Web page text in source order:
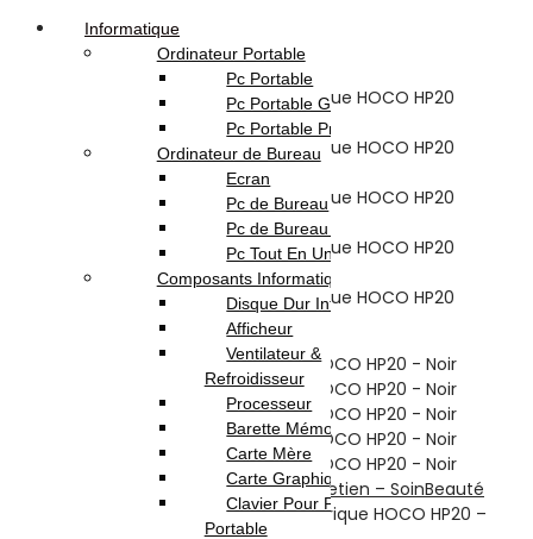
ElectroménagerEntretien – SoinBeauté
Tondeuse à Cheveux Électrique HOCO HP20 –
Informatique
Ordinateur Portable
Pc Portable
Pc Portable Gamer
Pc Portable Pro
Ordinateur de Bureau
Ecran
Pc de Bureau
Pc de Bureau Gamer
Pc Tout En Un
Composants Informatique
Disque Dur Interne
Afficheur
Ventilateur &
Refroidisseur
Processeur
Barette Mémoire
Carte Mère
Carte Graphique
Clavier Pour Pc
Portable